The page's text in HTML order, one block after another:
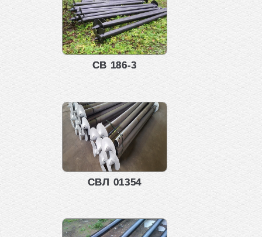
СВ 186-3
СВЛ 01354